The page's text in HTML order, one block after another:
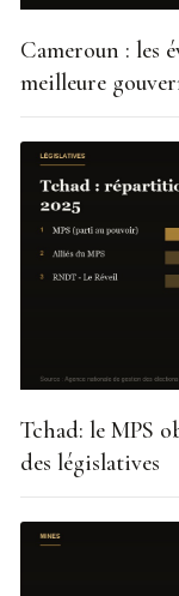
Cameroun : les
meilleure
Tchad: le MPS
des législatives